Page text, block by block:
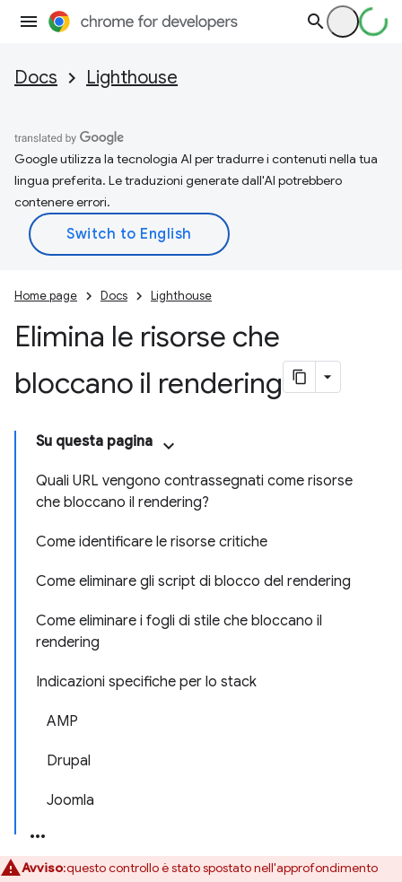
Docs Lighthouse
Google utilizza la tecnologia AI per tradurre i contenuti nella tua
lingua preferita. Le traduzioni generate dall'AI potrebbero
contenere errori.
Home page Docs Lighthouse
Elimina le risorse che
bloccano il rendering
Su questa pagina
Quali URL vengono contrassegnati come risorse
che bloccano il rendering?
Come identificare le risorse critiche
Come eliminare gli script di blocco del rendering
Come eliminare i fogli di stile che bloccano il
rendering
Indicazioni specifiche per lo stack
AMP
Drupal
Joomla
Avviso:questo controllo è stato spostato nell'approfondimento